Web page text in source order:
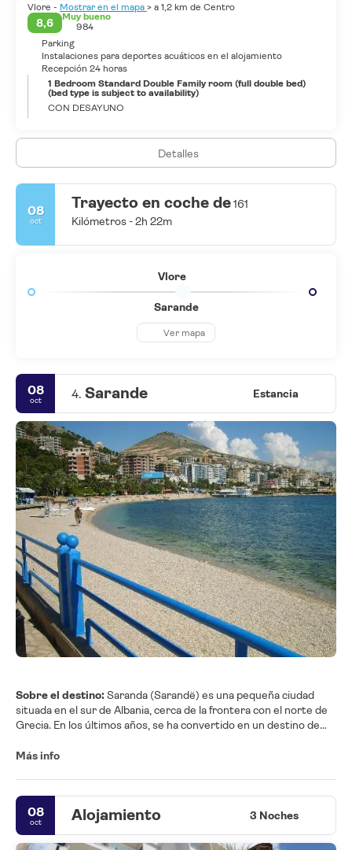
Vlore - Mostrar en el mapa > a 1,2 km de Centro
8,6
Muy bueno
984
Parking
Instalaciones para deportes acuáticos en el alojamiento
Recepción 24 horas
1 Bedroom Standard Double Family room (full double bed)
(bed type is subject to availability)
CON DESAYUNO
Detalles
08
oct
Trayecto en coche de161
Kilómetros - 2h 22m
Vlore
Sarande
Ver mapa
08
oct 4. Sarande Estancia
Sobre el destino:Saranda (Sarandë) es una pequeña ciudad
situada en el sur de Albania, cerca de la frontera con el norte de
Grecia. En los últimos años, se ha convertido en un destino de
su puerto.
nocturna, cafeterías y terrazas abiertas todo el año y un clima
mediterráneo ideal para disfrutar de sus playas. No es de
extrañar que fuera elegida como escala para los cruceros por las
islas griegas.
Más info
08
oct Alojamiento 3 Noches